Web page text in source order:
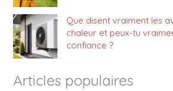
Que disent vraiment les
chaleur et peux-tu
confiance ?
Articles populaires